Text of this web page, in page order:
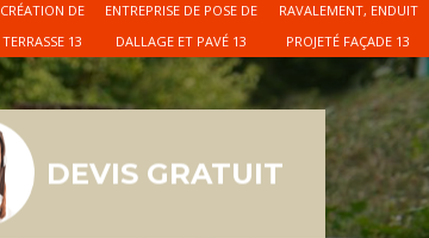
CRÉATION DE
TERRASSE 13
ENTREPRISE DE POSE DE
DALLAGE ET PAVÉ 13
RAVALEMENT, ENDUIT
PROJETÉ FAÇADE 13
DEVIS GRATUIT